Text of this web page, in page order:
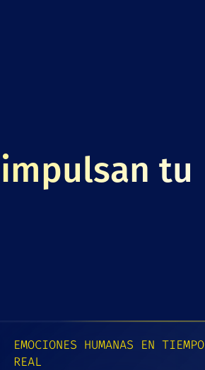
tu
EMOCIONES HUMANAS EN TIEMPO
REAL